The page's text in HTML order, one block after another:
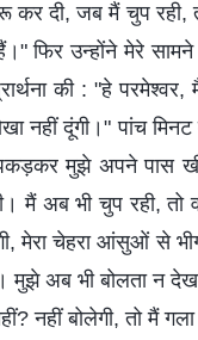
दी, जब मैं चुप रही,
फिर उन्होंने मेरे
की : "हे परमेश्वर,
नहीं दूंगी।" पांच
मुझे अपने पास
अब भी चुप रही, तो
मेरा चेहरा आंसुओं से
मुझे अब भी बोलता
नहीं बोलेगी, तो मैं